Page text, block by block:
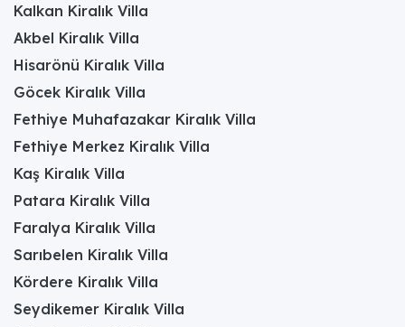
Kalkan Kiralık Villa
Akbel Kiralık Villa
Hisarönü Kiralık Villa
Göcek Kiralık Villa
Fethiye Muhafazakar Kiralık Villa
Fethiye Merkez Kiralık Villa
Kaş Kiralık Villa
Patara Kiralık Villa
Faralya Kiralık Villa
Sarıbelen Kiralık Villa
Kördere Kiralık Villa
Seydikemer Kiralık Villa